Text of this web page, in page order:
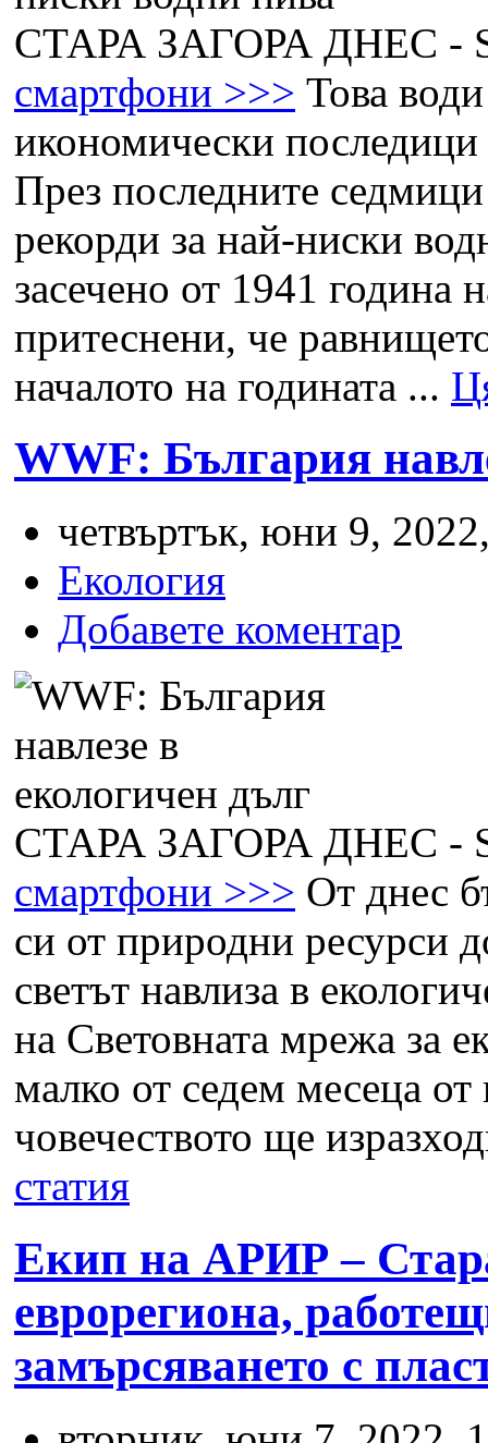
СТАРА ЗАГОРА ДНЕС -
смартфони >>> Това
икономически последици
През последните
рекорди за най-ниски
засечено от 1941 година
притеснени, че
началото на годината ...
WWF: България
четвъртък, юни 9,
Екология
Добавете коментар
СТАРА ЗАГОРА ДНЕС -
смартфони >>> От днес
си от природни ресурси
светът навлиза в
на Световната мрежа за
малко от седем месеца от
човечеството ще
статия
Екип на АРИР –
еврорегиона,
замърсяването с